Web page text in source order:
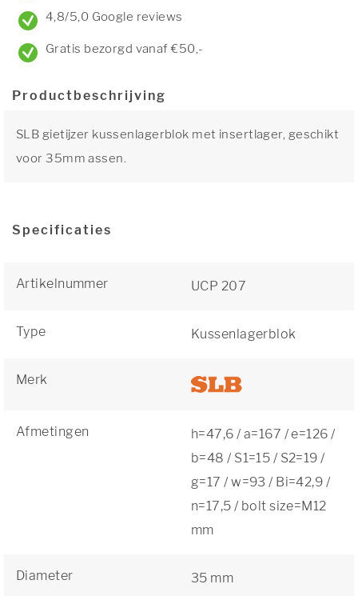
4,8/5,0 Google reviews
Gratis bezorgd vanaf €50,-
Productbeschrijving
SLB gietijzer kussenlagerblok met insertlager, geschikt
voor 35mm assen.
Specificaties
Artikelnummer UCP 207
Type Kussenlagerblok
Merk
Afmetingen
h=47,6 / a=167 / e=126 /
b=48 / S1=15 / S2=19 /
g=17 / w=93 / Bi=42,9 /
n=17,5 / bolt size=M12
mm
Diameter 35 mm